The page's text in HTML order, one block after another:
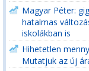
Magyar Péter:
hatalmas
iskolákban is
Hihetetlen
Mutatjuk az új